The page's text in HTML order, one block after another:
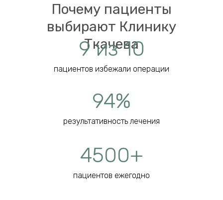
Почему пациенты
выбирают Клинику
Ткачева
пациентов избежали операции
9 из 10
94%
результативность лечения
4500+
пациентов ежегодно